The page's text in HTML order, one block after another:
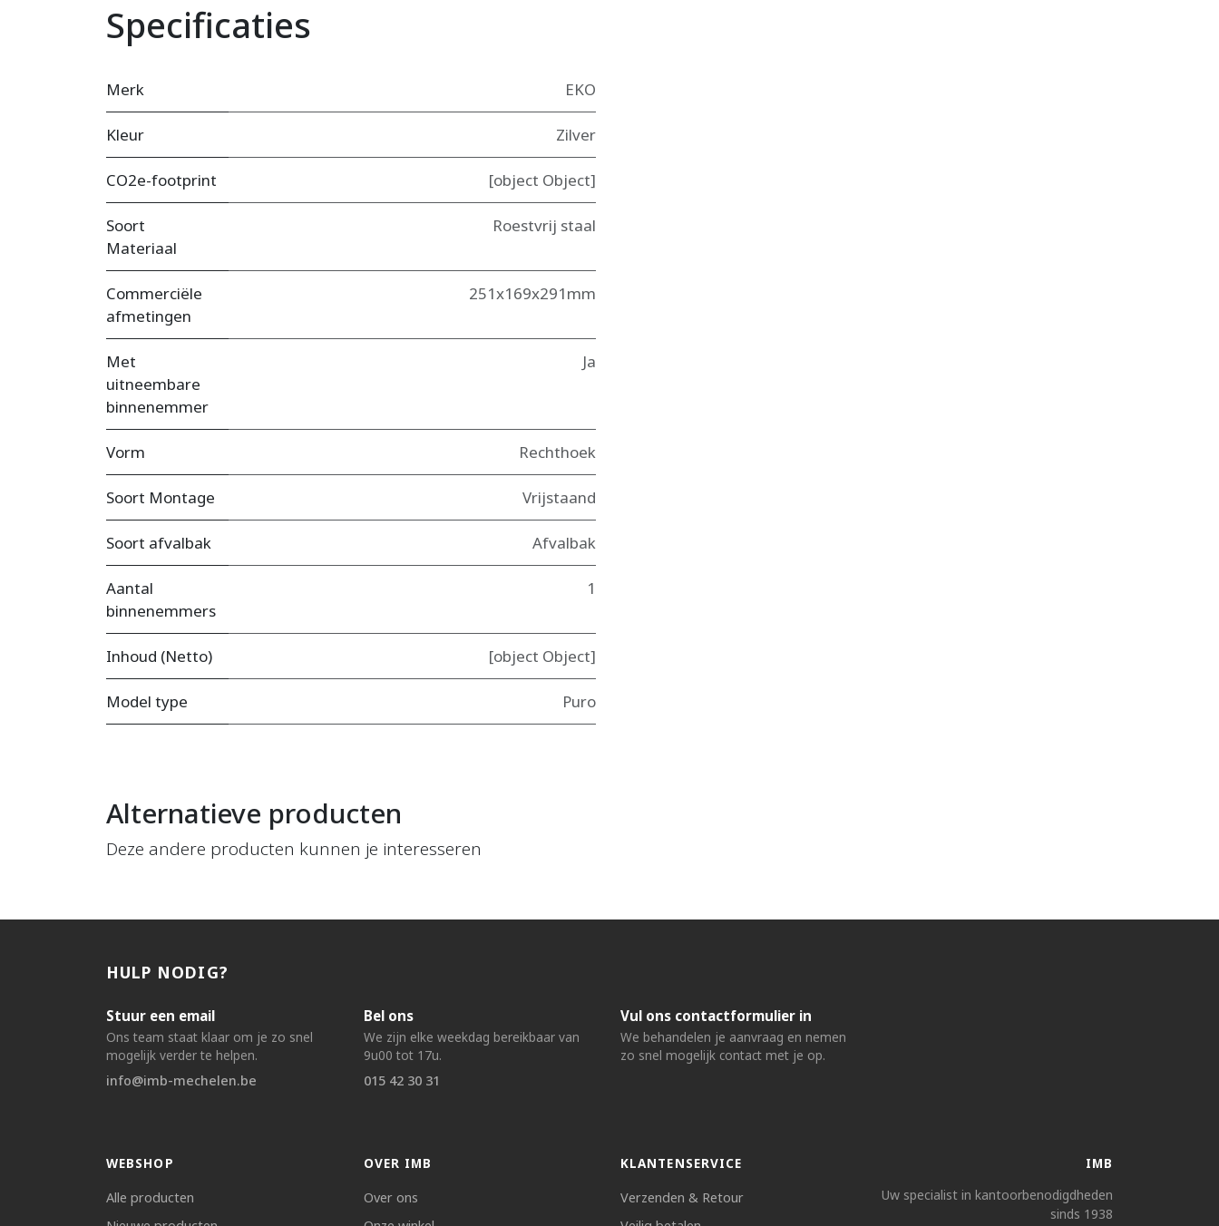
Specificaties
Merk EKO
Kleur Zilver
CO2e-footprint [object Object]
Soort
Materiaal
Roestvrij staal
Commerciële
afmetingen
251x169x291mm
Met
uitneembare
binnenemmer
Ja
Vorm Rechthoek
Soort Montage Vrijstaand
Soort afvalbak Afvalbak
Aantal
binnenemmers
1
Inhoud (Netto) [object Object]
Model type Puro
Alternatieve producten
Deze andere producten kunnen je interesseren
HULP NODIG?
Stuur een email
Ons team staat klaar om je zo snel
mogelijk verder te helpen.
info@imb-mechelen.be
Bel ons
We zijn elke weekdag bereikbaar van
9u00 tot 17u.
015 42 30 31
Vul ons contactformulier in
We behandelen je aanvraag en nemen
zo snel mogelijk contact met je op.
WEBSHOP
Alle producten
OVER IMB
Over ons
KLANTENSERVICE
Verzenden & Retour
IMB
Uw specialist in kantoorbenodigdheden
sinds 1938